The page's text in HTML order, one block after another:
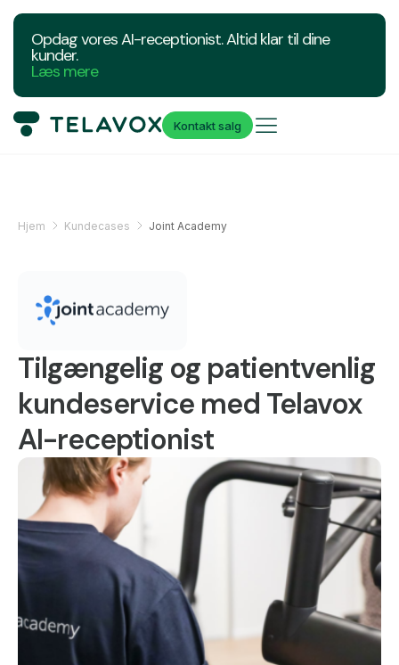
Opdag vores AI-receptionist. Altid klar til dine
kunder.
Læs mere
Kontakt salg
Hjem Kundecases Joint Academy
Tilgængelig og patientvenlig
kundeservice med Telavox
AI-receptionist